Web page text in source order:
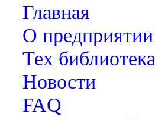
Главная
О предприятии
Тех библиотека
Новости
FAQ